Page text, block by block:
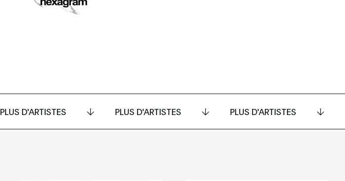
PLUS D'ARTISTES PLUS D'ARTISTES PLUS D'ARTISTES